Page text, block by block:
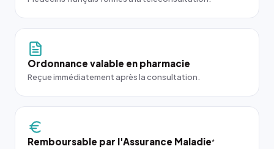
Ordonnance valable en pharmacie
Reçue immédiatement après la consultation.
Remboursable par l'Assurance Maladie*